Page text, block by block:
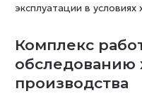
эксплуатации в
Комплекс работ по техническому
обследованию
производства